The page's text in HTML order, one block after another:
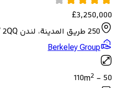
£3,250,000
250 طريق المدينة، لندن EC1V 2QQ
Berkeley Group
50
-
110m2